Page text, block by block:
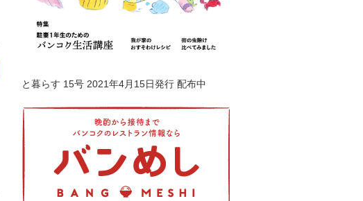
と暮らす 15号 2021年4月15日発行 配布中